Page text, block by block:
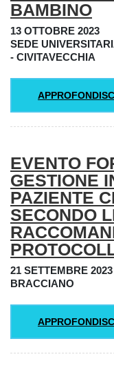
BAMBINO
13 OTTOBRE 2023
SEDE
- CIVITAVECCHIA
EVENTO
GESTIONE
PAZIENTE
SECONDO
21 SETTEMBRE 2023
BRACCIANO